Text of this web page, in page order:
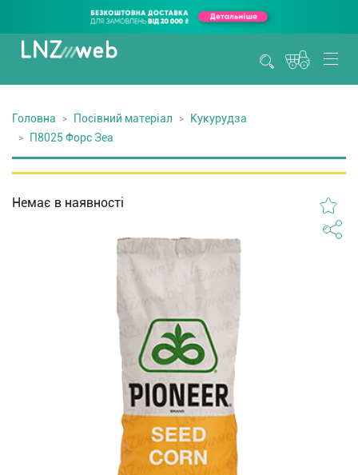
Головна Посівний матеріал
Кукурудза
П8025 Форс Зеа
Немає в наявності